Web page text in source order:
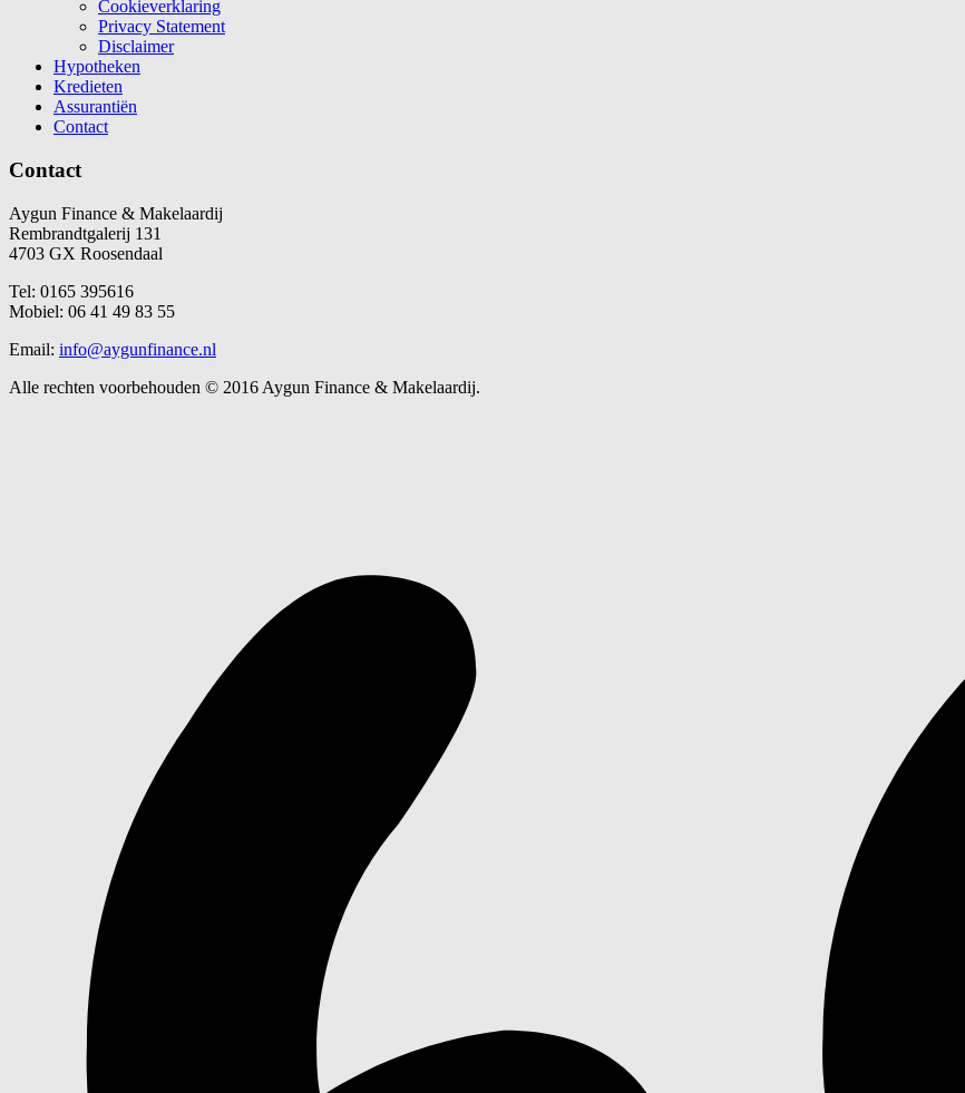
Cookieverklaring
Privacy Statement
Disclaimer
Hypotheken
Kredieten
Assurantiën
Contact
Contact
Aygun Finance & Makelaardij
Rembrandtgalerij 131
4703 GX Roosendaal
Tel: 0165 395616
Mobiel: 06 41 49 83 55
Email: info@aygunfinance.nl
Alle rechten voorbehouden © 2016 Aygun Finance & Makelaardij.